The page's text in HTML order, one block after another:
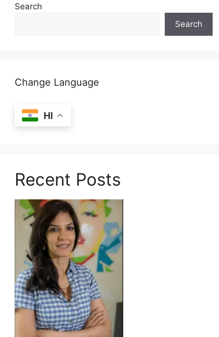
Search
Search
Change Language
HI
Recent Posts